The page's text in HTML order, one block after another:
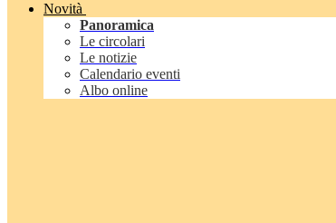
Novità
Panoramica
Le circolari
Le notizie
Calendario eventi
Albo online